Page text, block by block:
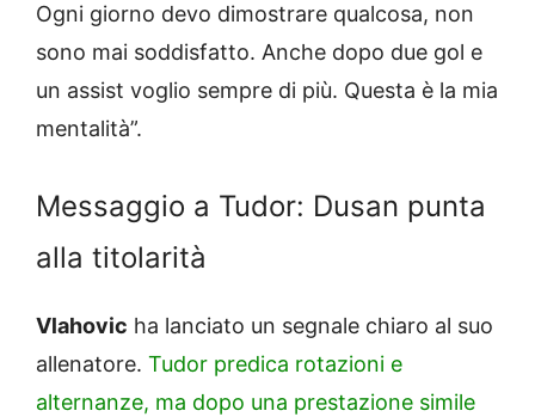
Ogni giorno devo dimostrare qualcosa, non
sono mai soddisfatto. Anche dopo due gol e
un assist voglio sempre di più. Questa è la mia
mentalità”.
Messaggio a Tudor: Dusan punta
alla titolarità
Vlahovic ha lanciato un segnale chiaro al suo
allenatore. Tudor predica rotazioni e
alternanze, ma dopo una prestazione simile